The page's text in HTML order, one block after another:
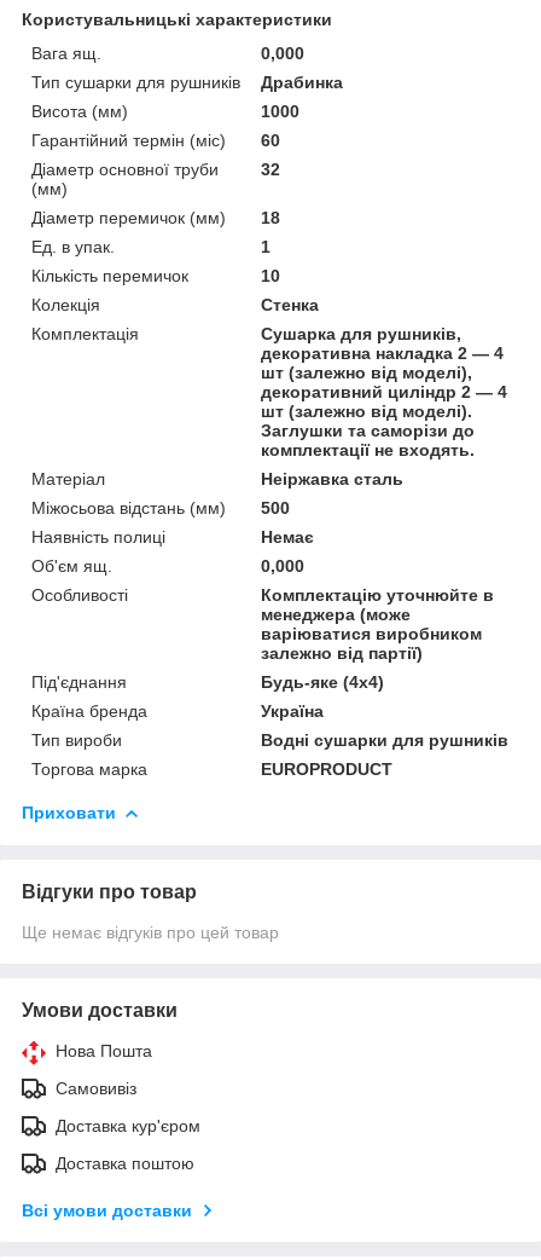
Користувальницькі характеристики
Вага ящ.
0,000
Тип сушарки для рушників
Драбинка
Висота (мм)
1000
Гарантійний термін (міс)
60
Діаметр основної труби
(мм)
32
Діаметр перемичок (мм)
18
Ед. в упак.
1
Кількість перемичок
10
Колекція
Стенка
Комплектація
Сушарка для рушників,
декоративна накладка 2 — 4
шт (залежно від моделі),
декоративний циліндр 2 — 4
шт (залежно від моделі).
Заглушки та саморізи до
комплектації не входять.
Матеріал
Неіржавка сталь
Міжосьова відстань (мм)
500
Наявність полиці
Немає
Об'єм ящ.
0,000
Особливості
Комплектацію уточнюйте в
менеджера (може
варіюватися виробником
залежно від партії)
Під'єднання
Будь-яке (4х4)
Країна бренда
Україна
Тип вироби
Водні сушарки для рушників
Торгова марка
EUROPRODUCT
Приховати
Відгуки про товар
Ще немає відгуків про цей товар
Умови доставки
Нова Пошта
Самовивіз
Доставка кур'єром
Доставка поштою
Всі умови доставки